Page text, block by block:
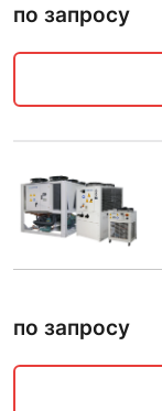
по запросу
по запросу